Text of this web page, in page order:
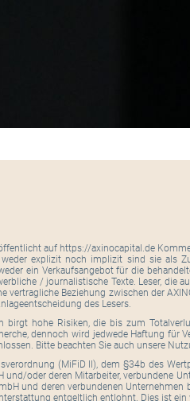
auf https://axinocapital.de
weder explizit noch implizit sind sie als
ein Verkaufsangebot für die
/ journalistische Texte. Leser,
vertragliche Beziehung zwischen der
des Lesers.
birgt hohe Risiken, die bis zum
dennoch wird jedwede Haftung für
Bitte beachten Sie auch unsere
(MiFiD II), dem §34b des
und/oder deren Mitarbeiter, verbundene
und deren verbundenen
entgeltlich entlohnt. Dies ist